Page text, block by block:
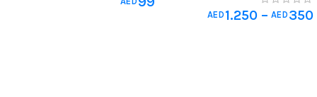
AED 350
–
AED 1.250